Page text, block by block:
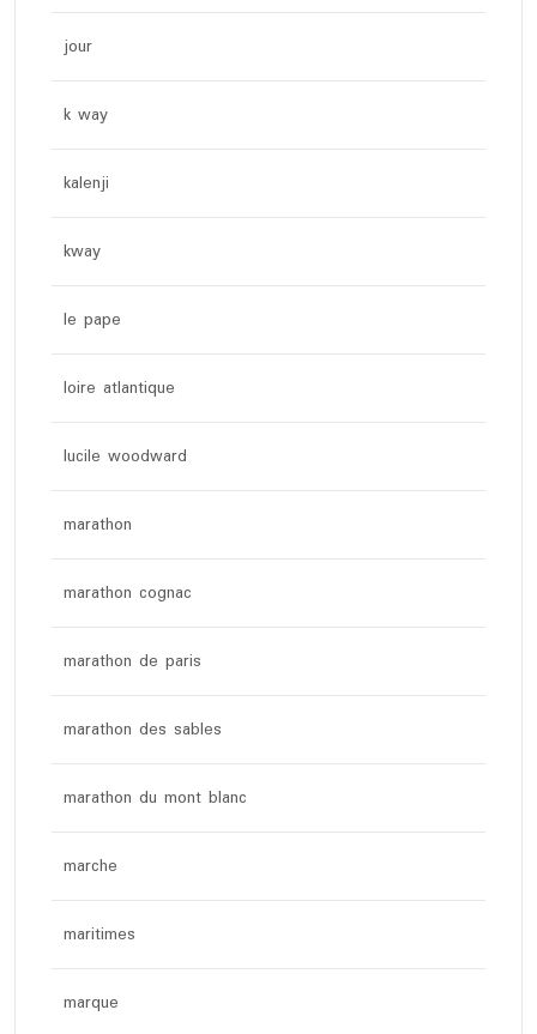
jour
k way
kalenji
kway
le pape
loire atlantique
lucile woodward
marathon
marathon cognac
marathon de paris
marathon des sables
marathon du mont blanc
marche
maritimes
marque